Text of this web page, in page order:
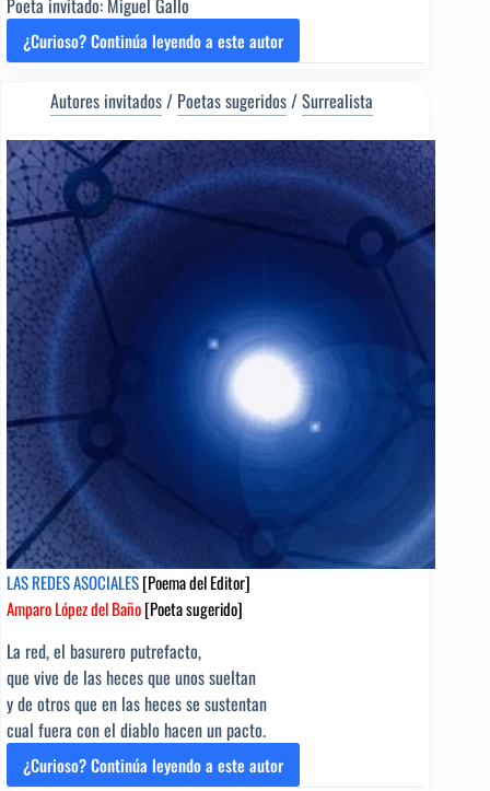
Poeta invitado: Miguel Gallo
¿Curioso? Continúa leyendo a este autor
UN
PERDIDA
[Poema
del
Editor]
Miguel
Tonhatiu
Autores invitados/ Poetas sugeridos/Surrealista
LAS REDES ASOCIALES[Poema del Editor]
Amparo López del Baño[Poeta sugerido]
La red, el basurero putrefacto,
que vive de las heces que unos sueltan
y de otros que en las heces se sustentan
cual fuera con el diablo hacen un pacto.
¿Curioso? Continúa leyendo a este autor
LAS